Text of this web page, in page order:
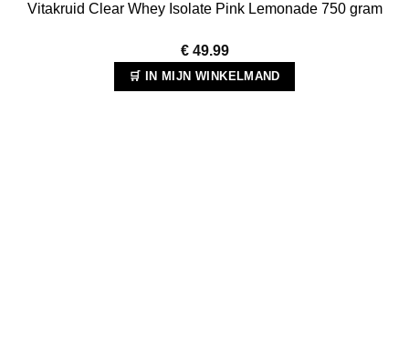
Vitakruid Clear Whey Isolate Pink Lemonade 750 gram
€49.99
🛒 IN MIJN WINKELMAND